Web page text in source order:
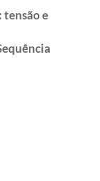
tensão e